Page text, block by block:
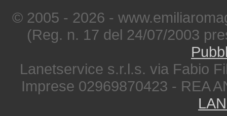
© 2005 - 2026 -
(Reg. n. 17 del 24/07/2003
Lanetservice s.r.l.s. via Fabio
Imprese 02969870423 - REA